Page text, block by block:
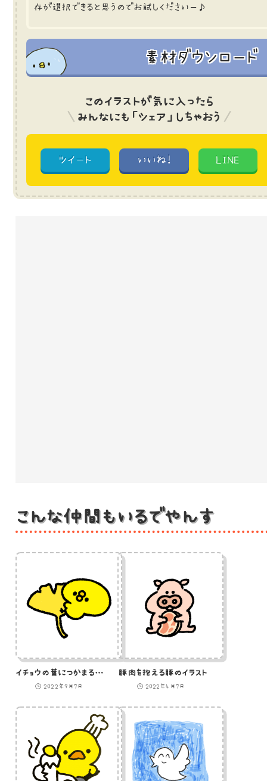
存が選択できると思うのでお試しくださいー♪
素材ダウンロード
このイラストが気に入ったら
みんなにも「シェア」しちゃおう
ツイート いいね! LINE
こんな仲間もいるでやんす
イチョウの葉につかまるひよこのイラスト
2022年9月7日
豚肉を抱える豚のイラスト
2022年4月7日